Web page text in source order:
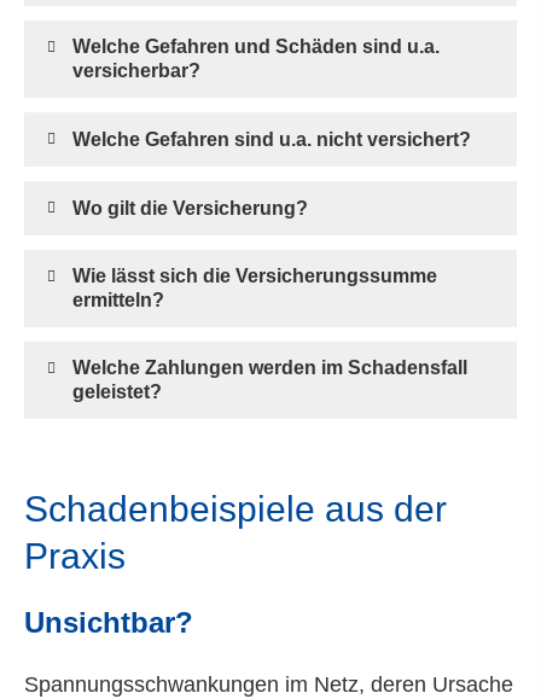
Welche Gefahren und Schäden sind u.a.
versicherbar?
Welche Gefahren sind u.a. nicht versichert?
Wo gilt die Versicherung?
Wie lässt sich die Versicherungssumme
ermitteln?
Welche Zahlungen werden im Schadensfall
geleistet?
Schadenbeispiele aus der
Praxis
Unsichtbar?
Spannungsschwankungen im Netz, deren Ursache